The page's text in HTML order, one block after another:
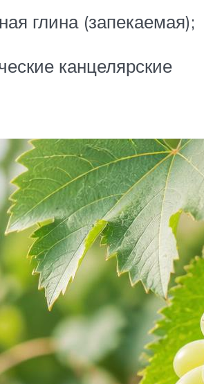
глина (запекаемая);
канцелярские